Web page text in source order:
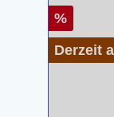
%
Derzeit